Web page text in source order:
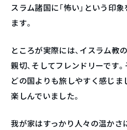
スラム諸国に「怖い」という印
ます。
ところが実際には、イスラム教
親切、そしてフレンドリーです
どの国よりも旅しやすく感じま
楽しんでいました。
我が家はすっかり人々の温かさ